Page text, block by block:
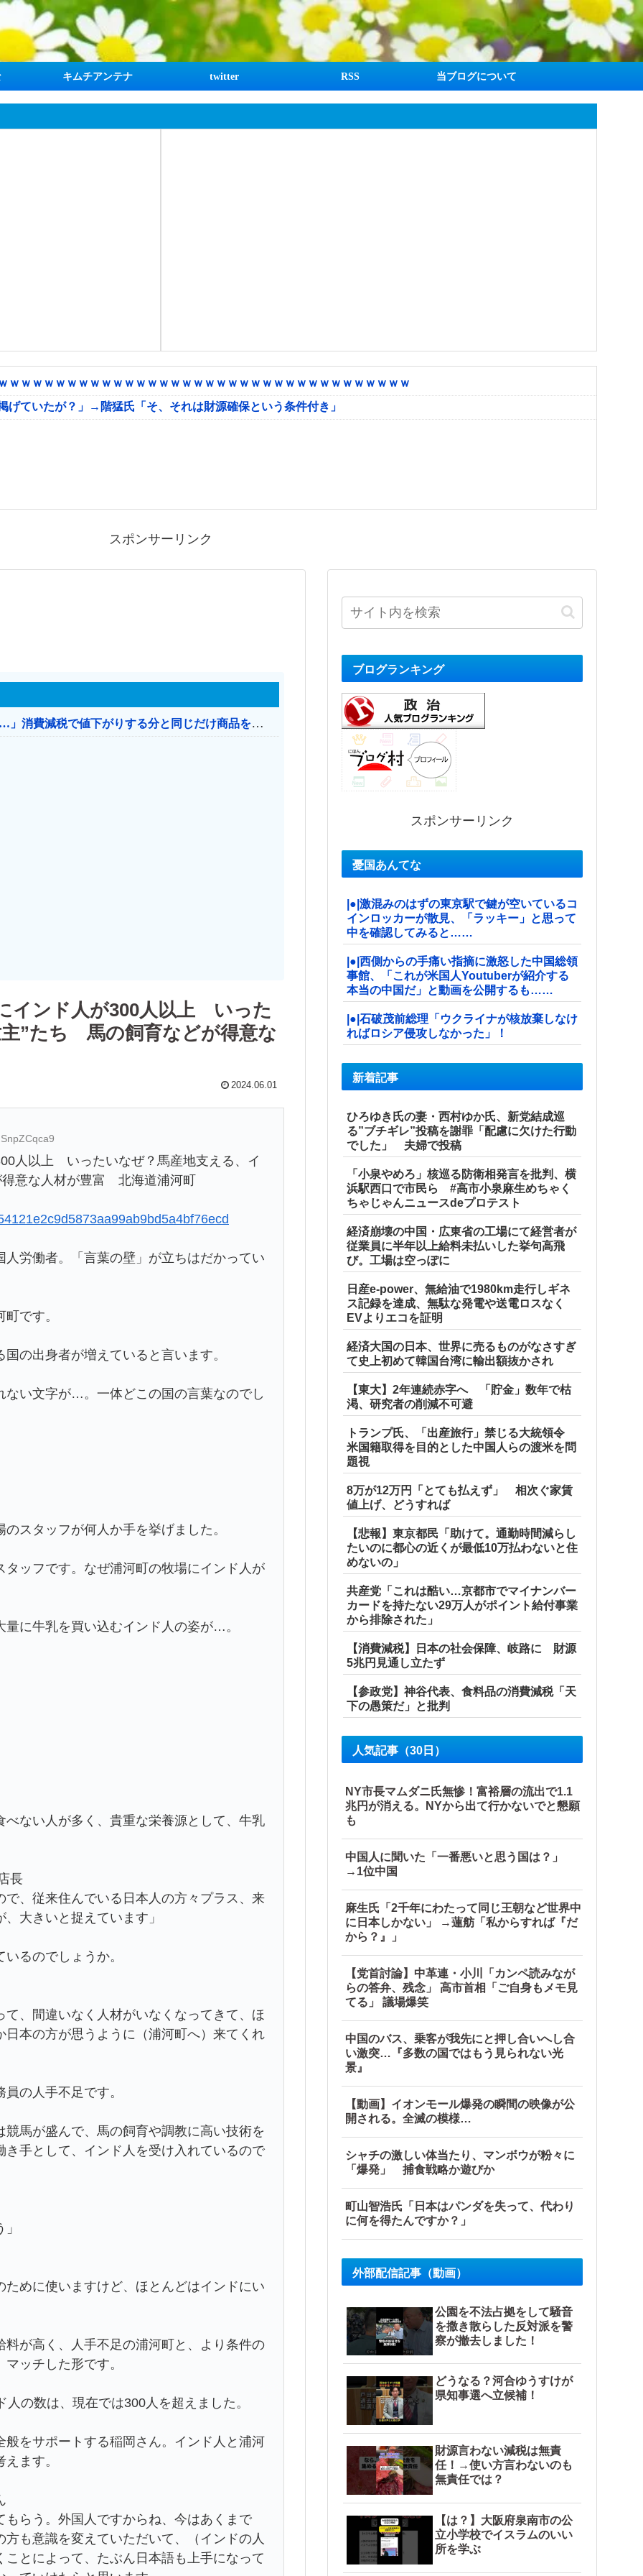
キムチアンテナ twitter RSS 当ブログについて
ｗｗｗｗｗｗｗｗｗｗｗｗｗｗｗｗｗｗｗｗｗｗｗｗｗｗｗｗｗｗｗｗｗｗ
ていたが？」→階猛氏「そ、それは財源確保という条件付き」
スポンサーリンク
【消費税率1％】 「下げるのが筋なんですけど…」消費減税で値下がりする分と同じだけ商品を値上げして店頭価格を変えない店も
インド人が300人以上 いった
”たち 馬の飼育などが得意な
2024.06.01
人以上 いったいなぜ？馬産地支える、イ
意な人材が豊富 北海道浦河町
労働者。「言葉の壁」が立ちはだかってい
です。
の出身者が増えていると言います。
い文字が…。一体どこの国の言葉なのでし
スタッフが何人か手を挙げました。
ッフです。なぜ浦河町の牧場にインド人が
に牛乳を買い込むインド人の姿が…。
ない人が多く、貴重な栄養源として、牛乳
長
、従来住んでいる日本人の方々プラス、来
大きいと捉えています」
るのでしょうか。
、間違いなく人材がいなくなってきて、ほ
本の方が思うように（浦河町へ）来てくれ
の人手不足です。
馬が盛んで、馬の飼育や調教に高い技術を
手として、インド人を受け入れているので
めに使いますけど、ほとんどはインドにい
が高く、人手不足の浦河町と、より条件の
ッチした形です。
の数は、現在では300人を超えました。
をサポートする稲岡さん。インド人と浦河
ます。
らう。外国人ですからね、今はあくまで
も意識を変えていただいて、（インドの人
とによって、たぶん日本語も上手になって
ブログランキング
スポンサーリンク
憂国あんてな
|●|激混みのはずの東京駅で鍵が空いているコ
インロッカーが散見、「ラッキー」と思って
中を確認してみると……
|●|西側からの手痛い指摘に激怒した中国総領
事館、「これが米国人Youtuberが紹介する
本当の中国だ」と動画を公開するも……
|●|石破茂前総理「ウクライナが核放棄しなけ
ればロシア侵攻しなかった」！
新着記事
ひろゆき氏の妻・西村ゆか氏、新党結成巡
る”ブチギレ”投稿を謝罪「配慮に欠けた行動
でした」 夫婦で投稿
「小泉やめろ」核巡る防衛相発言を批判、横
浜駅西口で市民ら #高市小泉麻生めちゃく
ちゃじゃんニュースdeプロテスト
経済崩壊の中国・広東省の工場にて経営者が
従業員に半年以上給料未払いした挙句高飛
び。工場は空っぽに
日産e-power、無給油で1980km走行しギネ
ス記録を達成、無駄な発電や送電ロスなく
EVよりエコを証明
経済大国の日本、世界に売るものがなさすぎ
て史上初めて韓国台湾に輸出額抜かされ
【東大】2年連続赤字へ 「貯金」数年で枯
渇、研究者の削減不可避
トランプ氏、「出産旅行」禁じる大統領令
米国籍取得を目的とした中国人らの渡米を問
題視
8万が12万円「とても払えず」 相次ぐ家賃
値上げ、どうすれば
【悲報】東京都民「助けて。通勤時間減らし
たいのに都心の近くが最低10万払わないと住
めないの」
共産党「これは酷い…京都市でマイナンバー
カードを持たない29万人がポイント給付事業
から排除された」
【消費減税】日本の社会保障、岐路に 財源
5兆円見通し立たず
【参政党】神谷代表、食料品の消費減税「天
下の愚策だ」と批判
人気記事（30日）
NY市長マムダニ氏無惨！富裕層の流出で1.1
兆円が消える。NYから出て行かないでと懇願
も
中国人に聞いた「一番悪いと思う国は？」
→1位中国
麻生氏「2千年にわたって同じ王朝など世界中
に日本しかない」 →蓮舫「私からすれば『だ
から？』」
【党首討論】中革連・小川「カンペ読みなが
らの答弁、残念」 高市首相「ご自身もメモ見
てる」 議場爆笑
中国のバス、乗客が我先にと押し合いへし合
い激突…『多数の国ではもう見られない光
景』
【動画】イオンモール爆発の瞬間の映像が公
開される。全滅の模様…
シャチの激しい体当たり、マンボウが粉々に
「爆発」 捕食戦略か遊びか
町山智浩氏「日本はパンダを失って、代わり
に何を得たんですか？」
外部配信記事（動画）
公園を不法占拠をして騒音
を撒き散らした反対派を警
察が撤去しました！
どうなる？河合ゆうすけが
県知事選へ立候補！
財源言わない減税は無責
任！→使い方言わないのも
無責任では？
【は？】大阪府泉南市の公
立小学校でイスラムのいい
所を学ぶ